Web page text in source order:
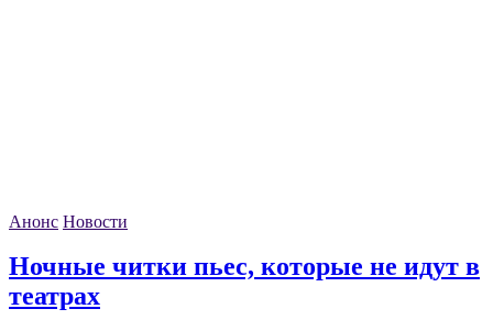
Анонс Новости
Ночные читки пьес, которые не идут в
театрах